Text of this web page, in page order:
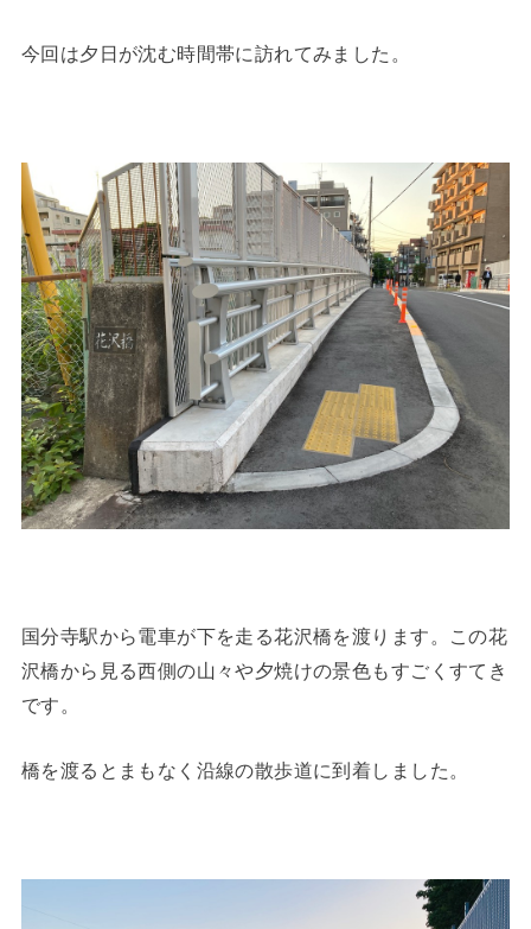
今回は夕日が沈む時間帯に訪れてみました。
国分寺駅から電車が下を走る花沢橋を渡ります。この花
沢橋から見る西側の山々や夕焼けの景色もすごくすてき
です。
橋を渡るとまもなく沿線の散歩道に到着しました。